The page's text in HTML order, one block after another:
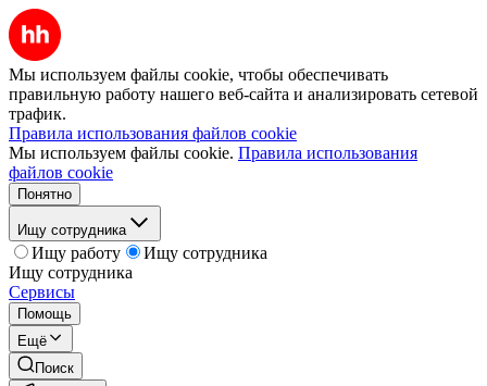
Мы используем файлы cookie, чтобы обеспечивать
правильную работу нашего веб-сайта и анализировать сетевой
трафик.
Правила использования файлов cookie
Мы используем файлы cookie. Правила использования
файлов cookie
Понятно
Ищу сотрудника
Ищу работу
Ищу сотрудника
Ищу сотрудника
Сервисы
Помощь
Ещё
Поиск